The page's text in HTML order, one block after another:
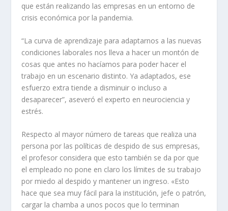
que están realizando las empresas en un entorno de
crisis económica por la pandemia.
“La curva de aprendizaje para adaptarnos a las nuevas
condiciones laborales nos lleva a hacer un montón de
cosas que antes no hacíamos para poder hacer el
trabajo en un escenario distinto. Ya adaptados, ese
esfuerzo extra tiende a disminuir o incluso a
desaparecer”, aseveró el experto en neurociencia y
estrés.
Respecto al mayor número de tareas que realiza una
persona por las políticas de despido de sus empresas,
el profesor considera que esto también se da por que
el empleado no pone en claro los límites de su trabajo
por miedo al despido y mantener un ingreso. «Esto
hace que sea muy fácil para la institución, jefe o patrón,
cargar la chamba a unos pocos que lo terminan